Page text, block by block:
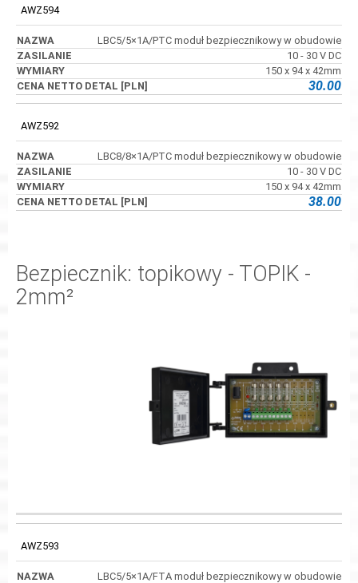
AWZ594
LBC5/5×1A/PTC moduł bezpiecznikowy w obudowie
10 - 30 V DC
150 x 94 x 42mm
30.00
AWZ592
LBC8/8×1A/PTC moduł bezpiecznikowy w obudowie
10 - 30 V DC
150 x 94 x 42mm
38.00
Bezpiecznik: topikowy - TOPIK -
2mm²
AWZ593
LBC5/5×1A/FTA moduł bezpiecznikowy w obudowie